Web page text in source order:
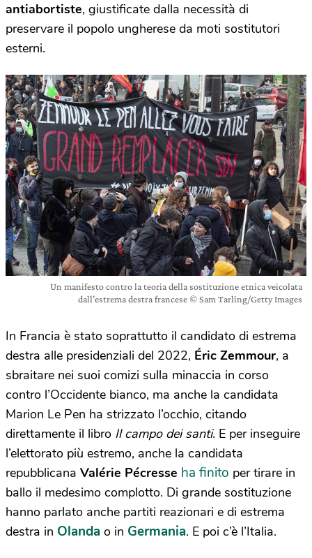
antiabortiste, giustificate dalla necessità di
preservare il popolo ungherese da moti sostitutori
esterni.
Un manifesto contro la teoria della sostituzione etnica veicolata
dall’estrema destra francese © Sam Tarling/Getty Images
In Francia è stato soprattutto il candidato di estrema
destra alle presidenziali del 2022, Éric Zemmour, a
sbraitare nei suoi comizi sulla minaccia in corso
contro l’Occidente bianco, ma anche la candidata
Marion Le Pen ha strizzato l’occhio, citando
direttamente il libro Il campo dei santi. E per inseguire
l’elettorato più estremo, anche la candidata
repubblicana Valérie Pécresse ha finito per tirare in
ballo il medesimo complotto. Di grande sostituzione
hanno parlato anche partiti reazionari e di estrema
destra in Olanda o in Germania. E poi c’è l’Italia.